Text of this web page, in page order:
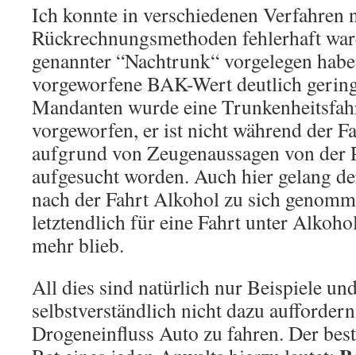
Ich konnte in verschiedenen Verfahren
Rückrechnungsmethoden fehlerhaft
genannter “Nachtrunk“ vorgelegen
vorgeworfene BAK-Wert deutlich
Mandanten wurde eine
vorgeworfen, er ist nicht während der
aufgrund von Zeugenaussagen von der
aufgesucht worden. Auch hier gelang
nach der Fahrt Alkohol zu sich
letztendlich für eine Fahrt unter
mehr blieb.
All dies sind natürlich nur Beispiele
selbstverständlich nicht dazu
Drogeneinfluss Auto zu fahren. Der